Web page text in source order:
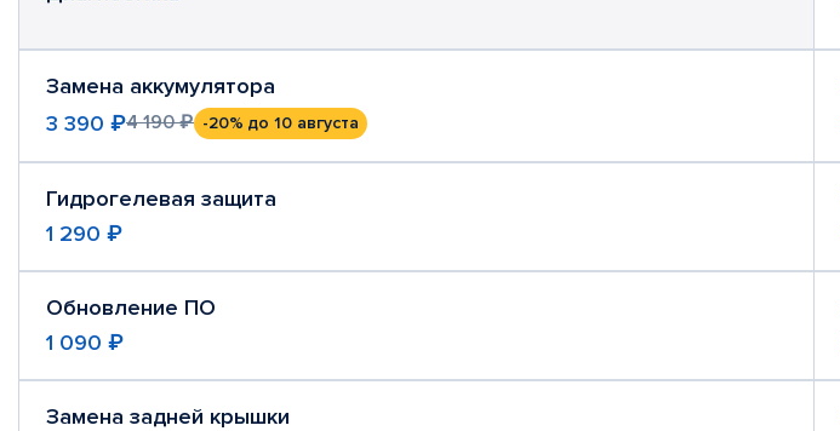
Замена аккумулятора
3 390 ₽4 190 ₽ -20% до 10 августа
Гидрогелевая защита
1 290 ₽
Обновление ПО
1 090 ₽
Замена задней крышки